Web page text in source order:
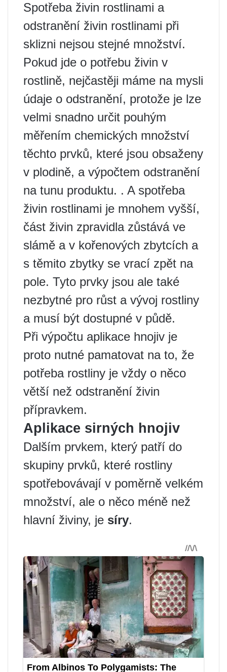
Spotřeba živin rostlinami a
odstranění živin rostlinami při
sklizni nejsou stejné množství.
Pokud jde o potřebu živin v
rostlině, nejčastěji máme na mysli
údaje o odstranění, protože je lze
velmi snadno určit pouhým
měřením chemických množství
těchto prvků, které jsou obsaženy
v plodině, a výpočtem odstranění
na tunu produktu. . A spotřeba
živin rostlinami je mnohem vyšší,
část živin zpravidla zůstává ve
slámě a v kořenových zbytcích a
s těmito zbytky se vrací zpět na
pole. Tyto prvky jsou ale také
nezbytné pro růst a vývoj rostliny
a musí být dostupné v půdě.
Při výpočtu aplikace hnojiv je
proto nutné pamatovat na to, že
potřeba rostliny je vždy o něco
větší než odstranění živin
přípravkem.
Aplikace sirných hnojiv
Dalším prvkem, který patří do
skupiny prvků, které rostliny
spotřebovávají v poměrně velkém
množství, ale o něco méně než
hlavní živiny, je síry.